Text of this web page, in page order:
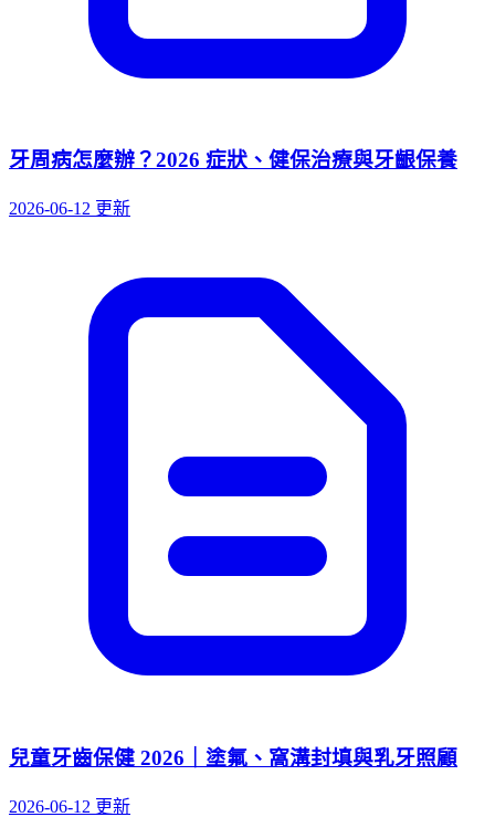
牙周病怎麼辦？2026 症狀、健保治療與牙齦保養
2026-06-12 更新
兒童牙齒保健 2026｜塗氟、窩溝封填與乳牙照顧
2026-06-12 更新